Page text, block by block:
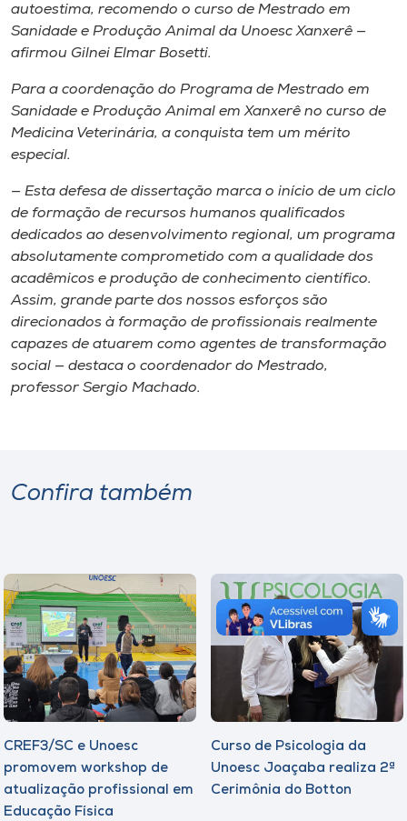
autoestima, recomendo o curso de Mestrado em
Sanidade e Produção Animal da Unoesc Xanxerê —
afirmou Gilnei Elmar Bosetti.
Para a coordenação do Programa de Mestrado em
Sanidade e Produção Animal em Xanxerê no curso de
Medicina Veterinária, a conquista tem um mérito
especial.
— Esta defesa de dissertação marca o início de um ciclo
de formação de recursos humanos qualificados
dedicados ao desenvolvimento regional, um programa
absolutamente comprometido com a qualidade dos
acadêmicos e produção de conhecimento científico.
Assim, grande parte dos nossos esforços são
direcionados à formação de profissionais realmente
capazes de atuarem como agentes de transformação
social — destaca o coordenador do Mestrado,
professor Sergio Machado.
Confira também
CREF3/SC e Unoesc
promovem workshop de
atualização profissional em
Educação Física
Curso de Psicologia da
Unoesc Joaçaba realiza 2ª
Cerimônia do Botton